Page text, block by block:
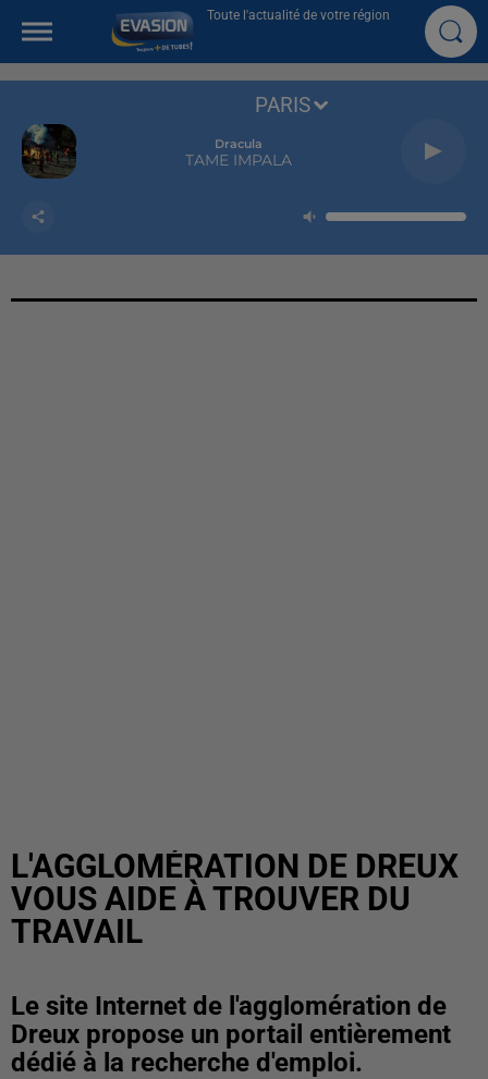
Toute l'actualité de votre région
Dracula
TAME IMPALA
PARIS
L'AGGLOMÉRATION DE DREUX
VOUS AIDE À TROUVER DU
TRAVAIL
Le site Internet de l'agglomération de
Dreux propose un portail entièrement
dédié à la recherche d'emploi.